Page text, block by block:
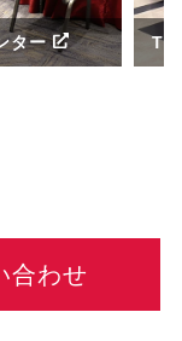
ター
ル
合わせ